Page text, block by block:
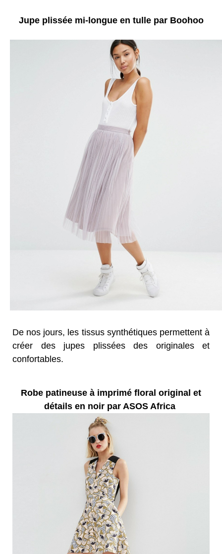
Jupe plissée mi-longue en tulle par Boohoo
De nos jours, les tissus synthétiques permettent à
créer des jupes plissées des originales et
confortables.
Robe patineuse à imprimé floral original et
détails en noir par ASOS Africa